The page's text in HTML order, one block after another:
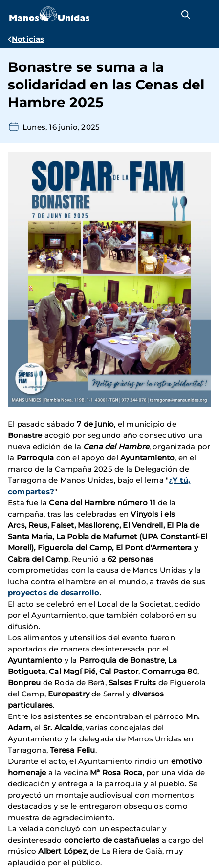
contenido
Ruta
navegación
Noticias
Bonastre se suma a la
solidaridad en las Cenas del
Hambre 2025
Lunes, 16 junio, 2025
El pasado sábado 7 de junio, el municipio de
Bonastreacogió por segundo año consecutivo una
nueva edición de la Cena del Hambre, organizada por
la Parroquia con el apoyo del Ayuntamiento, en el
marco de la Campaña 2025 de la Delegación de
Tarragona de Manos Unidas, bajo el lema "¿Y tú,
compartes?"
Esta fue la Cena del Hambre número 11 de la
campaña, tras las celebradas enVinyols i els
Arcs, Reus, Falset, Masllorenç, El Vendrell, El Pla de
Santa Maria, La Pobla de Mafumet (UPA Constantí-El
Morell), Figuerola del Camp, El Pont d'Armentera y
Cabra del Camp. Reunió a62 personas
comprometidas con la causa de Manos Unidas y la
lucha contra el hambre en el mundo, a través de sus
proyectos de desarrollo.
El acto se celebró en el Local de la Societat, cedido
por el Ayuntamiento, que también colaboró en su
difusión.
Los alimentos y utensilios del evento fueron
aportados de manera desinteresada por el
Ayuntamiento y la Parroquia de Bonastre, La
Botigueta,Cal Magí Pié,Cal Pastor,Comarruga 80,
Bonpreu de Roda de Berà,Salses Fruits de Figuerola
del Camp,Europastryde Sarral y diversos
particulares.
Entre los asistentes se encontraban el párroco Mn.
Adam, el Sr. Alcalde, varias concejalas del
Ayuntamiento y la delegada de Manos Unidas en
Tarragona,Teresa Feliu.
Durante el acto, el Ayuntamiento rindió un emotivo
homenajea la vecina Mª Rosa Roca, por una vida de
dedicación y entrega a la parroquia y al pueblo. Se
proyectó un montaje audiovisual con momentos
destacados y se le entregaron obsequios como
muestra de agradecimiento.
La velada concluyó con un espectacular y
desinteresado concierto de castañuelas a cargo del
músico Albert López, de La Riera de Gaià, muy
aplaudido por el público.